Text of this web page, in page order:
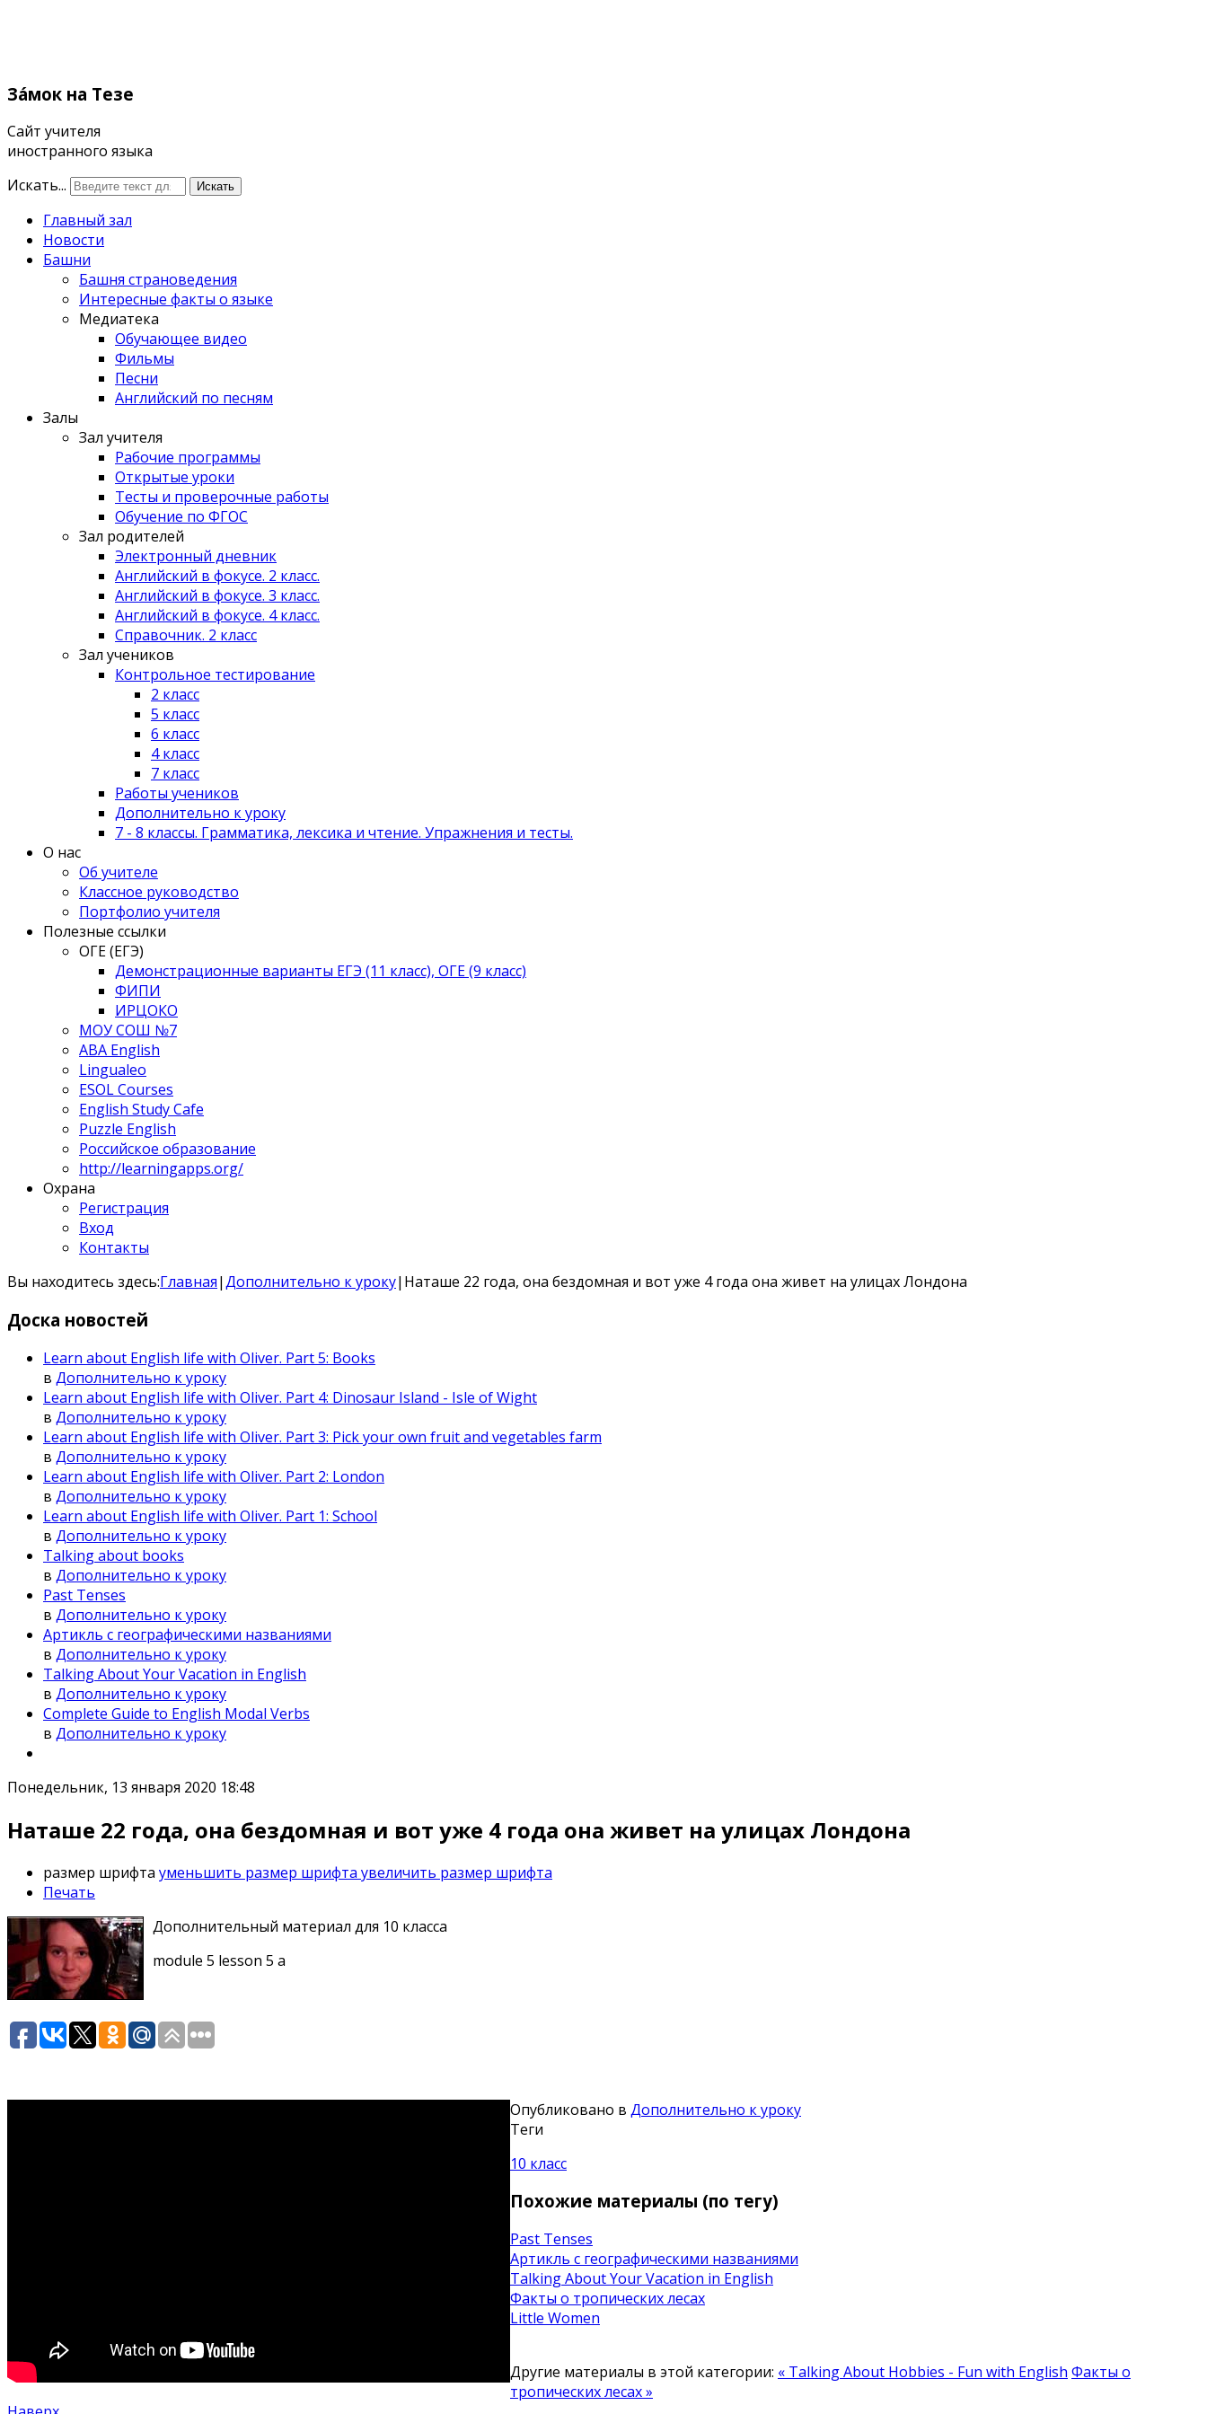
Зáмок на Тезе
Сайт учителя
иностранного языка
Искать...
Искать
Главный зал
Новости
Башни
Башня страноведения
Интересные факты о языке
Медиатека
Обучающее видео
Фильмы
Песни
Английский по песням
Залы
Зал учителя
Рабочие программы
Открытые уроки
Тесты и проверочные работы
Обучение по ФГОС
Зал родителей
Электронный дневник
Английский в фокусе. 2 класс.
Английский в фокусе. 3 класс.
Английский в фокусе. 4 класс.
Справочник. 2 класс
Зал учеников
Контрольное тестирование
2 класс
5 класс
6 класс
4 класс
7 класс
Работы учеников
Дополнительно к уроку
7 - 8 классы. Грамматика, лексика и чтение. Упражнения и тесты.
О нас
Об учителе
Классное руководство
Портфолио учителя
Полезные ссылки
ОГЕ (ЕГЭ)
Демонстрационные варианты ЕГЭ (11 класс), ОГЕ (9 класс)
ФИПИ
ИРЦОКО
МОУ СОШ №7
ABA English
Lingualeo
ESOL Courses
English Study Cafe
Puzzle English
Российское образование
http://learningapps.org/
Охрана
Регистрация
Вход
Контакты
Вы находитесь здесь:Главная|Дополнительно к уроку| Наташе 22 года, она бездомная и вот уже 4 года она живет на улицах Лондона
Доска новостей
Learn about English life with Oliver. Part 5: Books
в Дополнительно к уроку
Learn about English life with Oliver. Part 4: Dinosaur Island - Isle of Wight
в Дополнительно к уроку
Learn about English life with Oliver. Part 3: Pick your own fruit and vegetables farm
в Дополнительно к уроку
Learn about English life with Oliver. Part 2: London
в Дополнительно к уроку
Learn about English life with Oliver. Part 1: School
в Дополнительно к уроку
Talking about books
в Дополнительно к уроку
Past Tenses
в Дополнительно к уроку
Артикль с географическими названиями
в Дополнительно к уроку
Talking About Your Vacation in English
в Дополнительно к уроку
Complete Guide to English Modal Verbs
в Дополнительно к уроку
Понедельник, 13 января 2020 18:48
Наташе 22 года, она бездомная и вот уже 4 года она живет на улицах Лондона
размер шрифта уменьшить размер шрифта увеличить размер шрифта
Печать
Дополнительный материал для 10 класса
module 5 lesson 5 a
Опубликовано в Дополнительно к уроку
Теги
10 класс
Похожие материалы (по тегу)
Past Tenses
Артикль с географическими названиями
Talking About Your Vacation in English
Факты о тропических лесах
Little Women
Другие материалы в этой категории: « Talking About Hobbies - Fun with English Факты о
тропических лесах »